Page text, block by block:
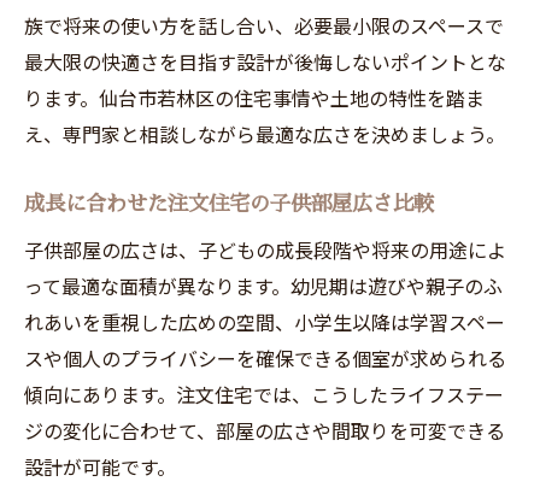
族で将来の使い方を話し合い、必要最小限のスペースで
最大限の快適さを目指す設計が後悔しないポイントとな
ります。仙台市若林区の住宅事情や土地の特性を踏ま
え、専門家と相談しながら最適な広さを決めましょう。
成長に合わせた注文住宅の子供部屋広さ比較
子供部屋の広さは、子どもの成長段階や将来の用途によ
って最適な面積が異なります。幼児期は遊びや親子のふ
れあいを重視した広めの空間、小学生以降は学習スペー
スや個人のプライバシーを確保できる個室が求められる
傾向にあります。注文住宅では、こうしたライフステー
ジの変化に合わせて、部屋の広さや間取りを可変できる
設計が可能です。